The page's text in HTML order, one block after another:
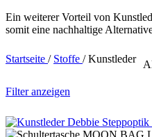
Ein weiterer Vorteil von
somit eine nachhaltige
Startseite / Stoffe / Kunstleder
Filter anzeigen